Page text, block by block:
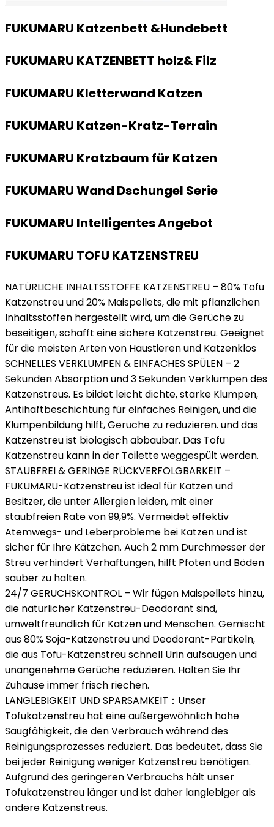
FUKUMARU Katzenbett &Hundebett
FUKUMARU KATZENBETT holz& Filz
FUKUMARU Kletterwand Katzen
FUKUMARU Katzen-Kratz-Terrain
FUKUMARU Kratzbaum für Katzen
FUKUMARU Wand Dschungel Serie
FUKUMARU Intelligentes Angebot
FUKUMARU TOFU KATZENSTREU
NATÜRLICHE INHALTSSTOFFE KATZENSTREU – 80% Tofu
Katzenstreu und 20% Maispellets, die mit pflanzlichen
Inhaltsstoffen hergestellt wird, um die Gerüche zu
beseitigen, schafft eine sichere Katzenstreu. Geeignet
für die meisten Arten von Haustieren und Katzenklos
SCHNELLES VERKLUMPEN & EINFACHES SPÜLEN – 2
Sekunden Absorption und 3 Sekunden Verklumpen des
Katzenstreus. Es bildet leicht dichte, starke Klumpen,
Antihaftbeschichtung für einfaches Reinigen, und die
Klumpenbildung hilft, Gerüche zu reduzieren. und das
Katzenstreu ist biologisch abbaubar. Das Tofu
Katzenstreu kann in der Toilette weggespült werden.
STAUBFREI & GERINGE RÜCKVERFOLGBARKEIT –
FUKUMARU-Katzenstreu ist ideal für Katzen und
Besitzer, die unter Allergien leiden, mit einer
staubfreien Rate von 99,9%. Vermeidet effektiv
Atemwegs- und Leberprobleme bei Katzen und ist
sicher für Ihre Kätzchen. Auch 2 mm Durchmesser der
Streu verhindert Verhaftungen, hilft Pfoten und Böden
sauber zu halten.
24/7 GERUCHSKONTROL – Wir fügen Maispellets hinzu,
die natürlicher Katzenstreu-Deodorant sind,
umweltfreundlich für Katzen und Menschen. Gemischt
aus 80% Soja-Katzenstreu und Deodorant-Partikeln,
die aus Tofu-Katzenstreu schnell Urin aufsaugen und
unangenehme Gerüche reduzieren. Halten Sie Ihr
Zuhause immer frisch riechen.
LANGLEBIGKEIT UND SPARSAMKEIT：Unser
Tofukatzenstreu hat eine außergewöhnlich hohe
Saugfähigkeit, die den Verbrauch während des
Reinigungsprozesses reduziert. Das bedeutet, dass Sie
bei jeder Reinigung weniger Katzenstreu benötigen.
Aufgrund des geringeren Verbrauchs hält unser
Tofukatzenstreu länger und ist daher langlebiger als
andere Katzenstreus.